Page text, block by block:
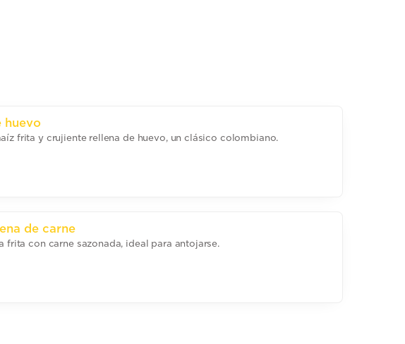
huevo
frita y crujiente rellena de huevo, un clásico colombiano.
de carne
frita con carne sazonada, ideal para antojarse.